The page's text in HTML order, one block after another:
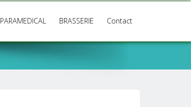
PARAMEDICAL BRASSERIE Contact